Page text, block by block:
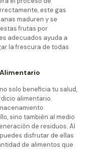
este gas
maduren y se
frutas por
adecuados ayuda a
la frescura de todas
solo beneficia tu salud,
alimentario.
sino también al medio
de residuos. Al
disfrutar de ellas
de alimentos que